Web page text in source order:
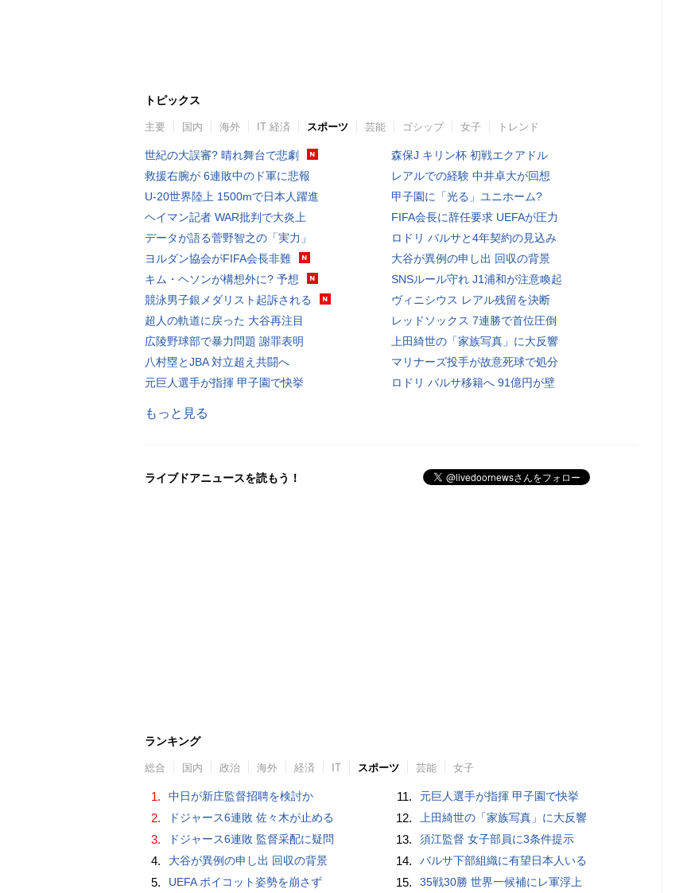
トピックス
主要 国内 海外 IT 経済 スポーツ 芸能 ゴシップ 女子 トレンド
世紀の大誤審? 晴れ舞台で悲劇
救援右腕が 6連敗中のド軍に悲報
U-20世界陸上 1500mで日本人躍進
ヘイマン記者 WAR批判で大炎上
データが語る菅野智之の「実力」
ヨルダン協会がFIFA会長非難
キム・ヘソンが構想外に? 予想
競泳男子銀メダリスト起訴される
超人の軌道に戻った 大谷再注目
広陵野球部で暴力問題 謝罪表明
八村塁とJBA 対立超え共闘へ
元巨人選手が指揮 甲子園で快挙
森保J キリン杯 初戦エクアドル
レアルでの経験 中井卓大が回想
甲子園に「光る」ユニホーム?
FIFA会長に辞任要求 UEFAが圧力
ロドリ バルサと4年契約の見込み
大谷が異例の申し出 回収の背景
SNSルール守れ J1浦和が注意喚起
ヴィニシウス レアル残留を決断
レッドソックス 7連勝で首位圧倒
上田綺世の「家族写真」に大反響
マリナーズ投手が故意死球で処分
ロドリ バルサ移籍へ 91億円が壁
もっと見る
ライブドアニュースを読もう！
ランキング
総合 国内 政治 海外 経済 IT スポーツ 芸能 女子
1. 中日が新庄監督招聘を検討か
2. ドジャース6連敗 佐々木が止める
3. ドジャース6連敗 監督采配に疑問
4. 大谷が異例の申し出 回収の背景
5. UEFA ボイコット姿勢を崩さず
11. 元巨人選手が指揮 甲子園で快挙
12. 上田綺世の「家族写真」に大反響
13. 須江監督 女子部員に3条件提示
14. バルサ下部組織に有望日本人いる
15. 35戦30勝 世界一候補にレ軍浮上